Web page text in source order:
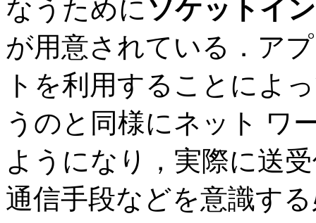
なうためにソケットイ
が用意されている．ア
トを利用することによ
うのと同様にネット ワ
ようになり，実際に送
通信手段などを意識す